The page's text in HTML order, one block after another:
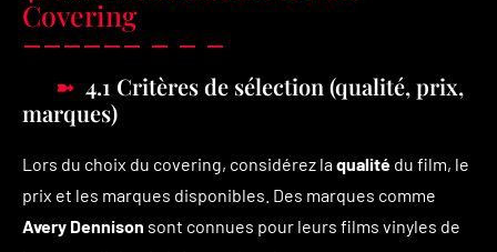
Covering
4.1 Critères de sélection (qualité, prix,
marques)
Lors du choix du covering, considérez laqualité du film, le
prix et les marques disponibles. Des marques comme
Avery Dennison sont connues pour leurs films vinyles de